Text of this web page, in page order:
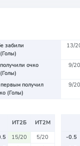
забили
(Голы)
13/
очко
(Голы)
9/20
получил
(Голы)
9/20
ИТ2Б
ИТ2М
15/20
5/20
-0.5